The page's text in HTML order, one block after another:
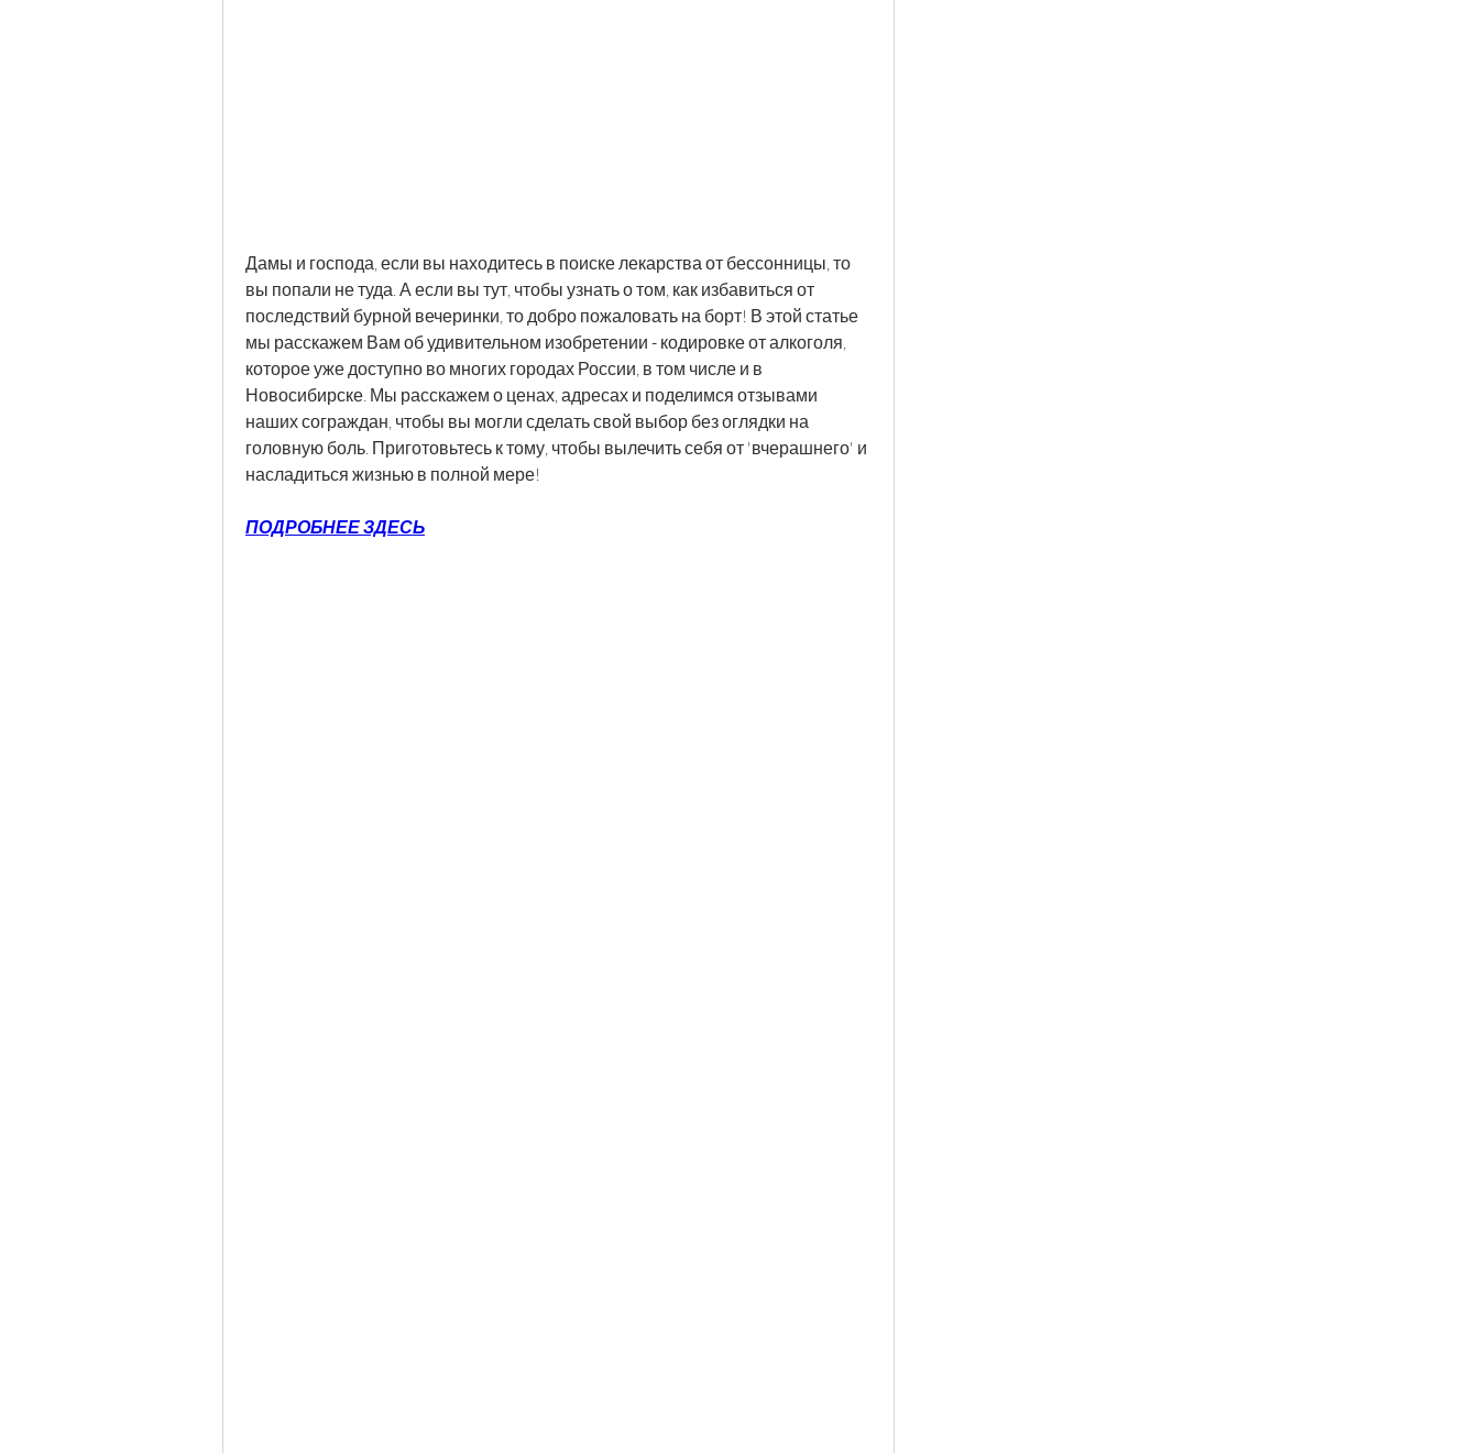
Дамы и господа, если вы находитесь в поиске лекарства от бессонницы, то
вы попали не туда. А если вы тут, чтобы узнать о том, как избавиться от
последствий бурной вечеринки, то добро пожаловать на борт! В этой статье
мы расскажем Вам об удивительном изобретении - кодировке от алкоголя,
которое уже доступно во многих городах России, в том числе и в
Новосибирске. Мы расскажем о ценах, адресах и поделимся отзывами
наших сограждан, чтобы вы могли сделать свой выбор без оглядки на
головную боль. Приготовьтесь к тому, чтобы вылечить себя от 'вчерашнего' и
насладиться жизнью в полной мере!
ПОДРОБНЕЕ ЗДЕСЬ